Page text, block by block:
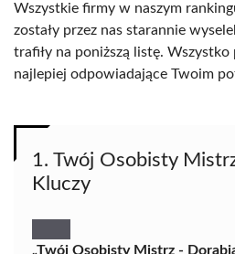
Wszystkie firmy w naszym
zostały przez nas starannie
trafiły na poniższą listę.
najlepiej odpowiadające Twoim
1. Twój Osobisty
Kluczy
„Twój Osobisty Mistrz -